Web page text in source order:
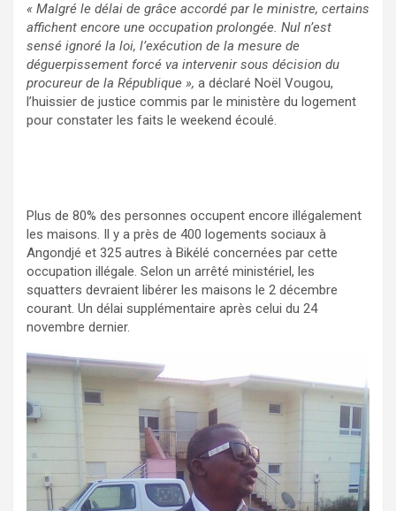
« Malgré le délai de grâce accordé par le ministre, certains
affichent encore une occupation prolongée. Nul n’est
sensé ignoré la loi, l’exécution de la mesure de
déguerpissement forcé va intervenir sous décision du
procureur de la République », a déclaré Noël Vougou,
l’huissier de justice commis par le ministère du logement
pour constater les faits le weekend écoulé.
Plus de 80% des personnes occupent encore illégalement
les maisons. Il y a près de 400 logements sociaux à
Angondjé et 325 autres à Bikélé concernées par cette
occupation illégale. Selon un arrêté ministériel, les
squatters devraient libérer les maisons le 2 décembre
courant. Un délai supplémentaire après celui du 24
novembre dernier.